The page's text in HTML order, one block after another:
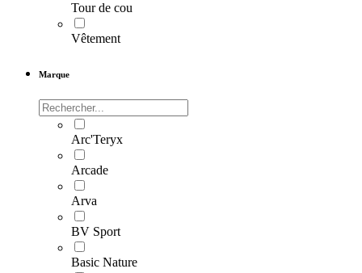
Tour de cou
Vêtement
Marque
Arc'Teryx
Arcade
Arva
BV Sport
Basic Nature